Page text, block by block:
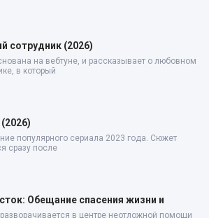
сотрудник (2026)
на вебтуне, и рассказывает о любовном
в который
популярного сериала 2023 года. Сюжет
сразу после
Обещание спасения жизни и
в центре неотложной помощи